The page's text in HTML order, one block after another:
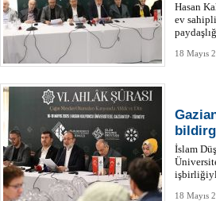
Hasan
ev
18 Mayıs
İslam
18 Mayıs